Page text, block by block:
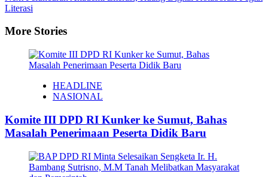
Literasi
More Stories
HEADLINE
NASIONAL
Komite III DPD RI Kunker ke Sumut, Bahas
Masalah Penerimaan Peserta Didik Baru